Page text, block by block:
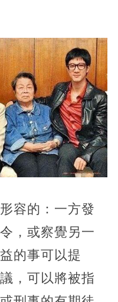
容的：一方發
，或察覺另一
的事可以提
，可以將被指